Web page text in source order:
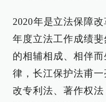
2020年是立法保障
年度立法工作成绩
的相辅相成、相伴
律，长江保护法甫
改专利法、著作权